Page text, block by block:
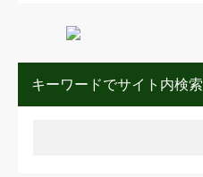
キーワードでサイト内検索